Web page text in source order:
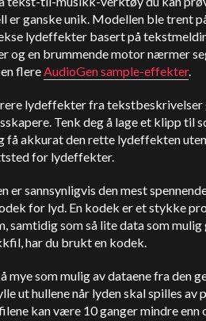
er ganske unik. Modellen ble trent
lydeffekter basert på
og en brummende motor nærmer
flereAudioGen sample-effekter.
lydeffekter fra
Tenk deg å lage et klipp til
få akkurat den rette lydeffekten
for lydeffekter.
er sannsynligvis den mest
for lyd. En kodek er et stykke
samtidig som så lite data som
har du brukt en kodek.
mye som mulig av dataene fra den
ut hullene når lyden skal spilles av
kan være 10 ganger mindre enn